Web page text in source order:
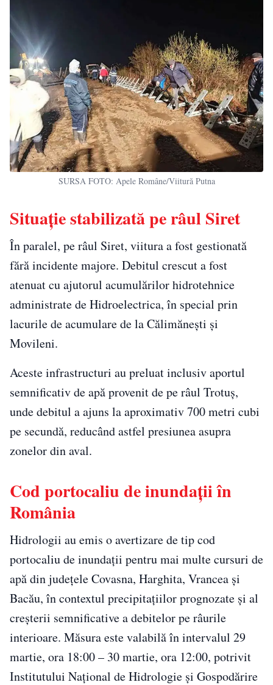
SURSA FOTO: Apele Române/Viitură Putna
Situație stabilizată pe râul Siret
În paralel, pe râul Siret, viitura a fost gestionată
fără incidente majore. Debitul crescut a fost
atenuat cu ajutorul acumulărilor hidrotehnice
administrate de Hidroelectrica, în special prin
lacurile de acumulare de la Călimănești și
Movileni.
Aceste infrastructuri au preluat inclusiv aportul
semnificativ de apă provenit de pe râul Trotuș,
unde debitul a ajuns la aproximativ 700 metri cubi
pe secundă, reducând astfel presiunea asupra
zonelor din aval.
Cod portocaliu de inundații în
România
Hidrologii au emis o avertizare de tip cod
portocaliu de inundații pentru mai multe cursuri de
apă din județele Covasna, Harghita, Vrancea și
Bacău, în contextul precipitațiilor prognozate și al
creșterii semnificative a debitelor pe râurile
interioare. Măsura este valabilă în intervalul 29
martie, ora 18:00 – 30 martie, ora 12:00, potrivit
Institutului Național de Hidrologie și Gospodărire